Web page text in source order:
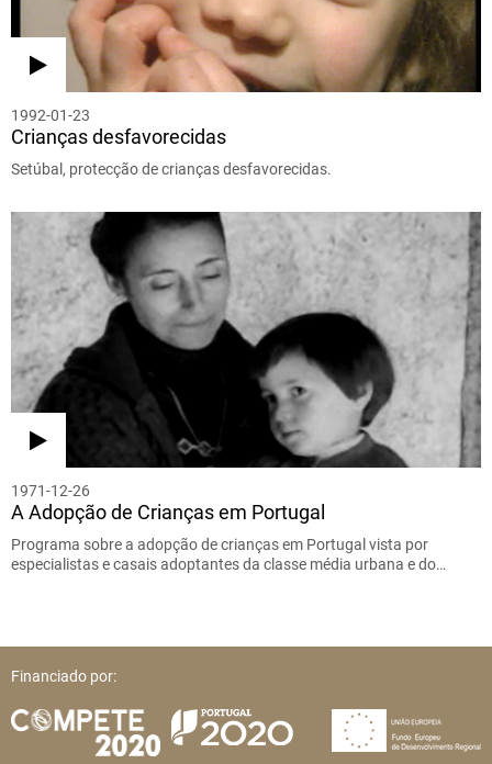
1992-01-23
Crianças desfavorecidas
Setúbal, protecção de crianças desfavorecidas.
1971-12-26
A Adopção de Crianças em Portugal
Programa sobre a adopção de crianças em Portugal vista por
especialistas e casais adoptantes da classe média urbana e do…
Financiado por: